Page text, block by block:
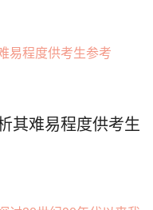
其难易程度供考生